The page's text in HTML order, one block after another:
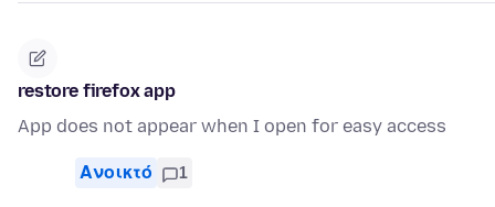
restore firefox app
App does not appear when I open for easy access
Ανοικτό 1